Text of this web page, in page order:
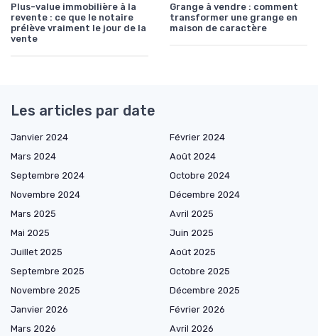
Plus-value immobilière à la
revente : ce que le notaire
prélève vraiment le jour de la
vente
Grange à vendre : comment
transformer une grange en
maison de caractère
Les articles par date
Janvier 2024
Février 2024
Mars 2024
Août 2024
Septembre 2024
Octobre 2024
Novembre 2024
Décembre 2024
Mars 2025
Avril 2025
Mai 2025
Juin 2025
Juillet 2025
Août 2025
Septembre 2025
Octobre 2025
Novembre 2025
Décembre 2025
Janvier 2026
Février 2026
Mars 2026
Avril 2026